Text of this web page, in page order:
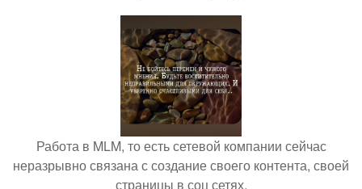
Работа в MLM, то есть сетевой компании сейчас
неразрывно связана с создание своего контента, своей
страницы в соц сетях.